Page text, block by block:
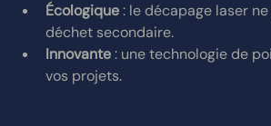
Écologique : le décapage laser
déchet secondaire.
Innovante : une technologie de
vos projets.